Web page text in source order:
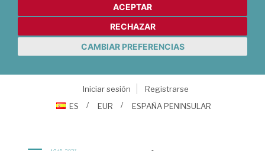
ACEPTAR
RECHAZAR
CAMBIAR PREFERENCIAS
Iniciar sesión
Registrarse
ES
EUR ESPAÑA PENINSULAR